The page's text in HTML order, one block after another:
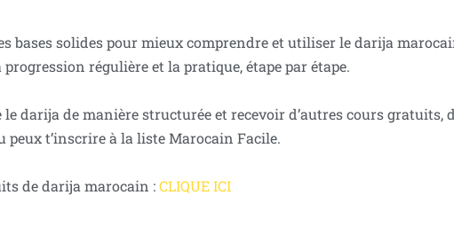
bases solides pour mieux comprendre et utiliser le darija
régulière et la pratique, étape par étape.
darija de manière structurée et recevoir d’autres cours gratuits,
t’inscrire à la liste Marocain Facile.
de darija marocain :CLIQUE ICI